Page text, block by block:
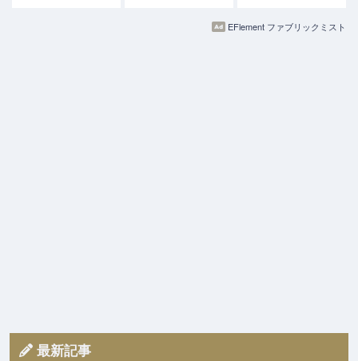
EFlement ファブリックミスト
最新記事